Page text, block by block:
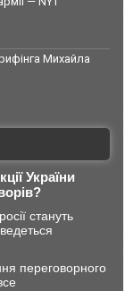
Михайла
України
стануть
переговорного